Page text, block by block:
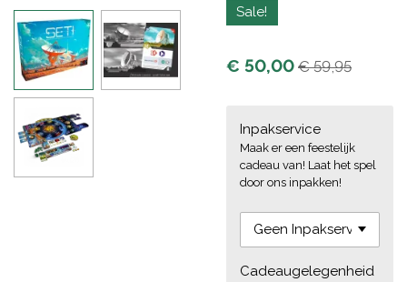
Sale!
€ 50,00 € 59,95
Inpakservice
Maak er een feestelijk
cadeau van! Laat het spel
door ons inpakken!
Cadeaugelegenheid